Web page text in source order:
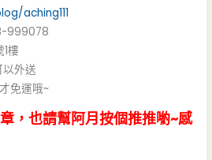
aching111
999078
樓
外送
免運哦~
，也請幫阿月按個推推喲~感